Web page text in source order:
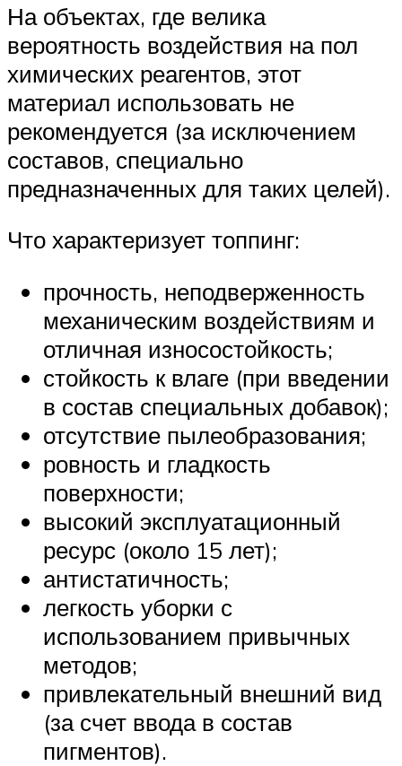
На объектах, где велика
вероятность воздействия на пол
химических реагентов, этот
материал использовать не
рекомендуется (за исключением
составов, специально
предназначенных для таких целей).
Что характеризует топпинг:
прочность, неподверженность
механическим воздействиям и
отличная износостойкость;
стойкость к влаге (при введении
в состав специальных добавок);
отсутствие пылеобразования;
ровность и гладкость
поверхности;
высокий эксплуатационный
ресурс (около 15 лет);
антистатичность;
легкость уборки с
использованием привычных
методов;
привлекательный внешний вид
(за счет ввода в состав
пигментов).